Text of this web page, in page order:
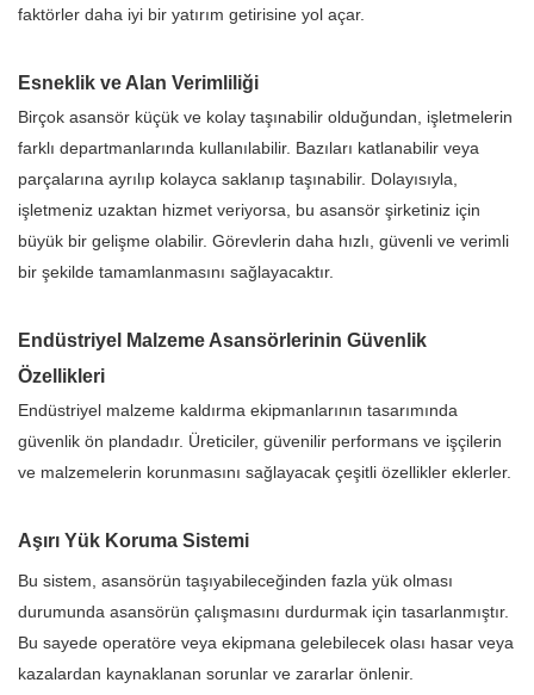
faktörler daha iyi bir yatırım getirisine yol açar.
Esneklik ve Alan Verimliliği
Birçok asansör küçük ve kolay taşınabilir olduğundan, işletmelerin
farklı departmanlarında kullanılabilir. Bazıları katlanabilir veya
parçalarına ayrılıp kolayca saklanıp taşınabilir. Dolayısıyla,
işletmeniz uzaktan hizmet veriyorsa, bu asansör şirketiniz için
büyük bir gelişme olabilir. Görevlerin daha hızlı, güvenli ve verimli
bir şekilde tamamlanmasını sağlayacaktır.
Endüstriyel Malzeme Asansörlerinin Güvenlik
Özellikleri
Endüstriyel malzeme kaldırma ekipmanlarının tasarımında
güvenlik ön plandadır. Üreticiler, güvenilir performans ve işçilerin
ve malzemelerin korunmasını sağlayacak çeşitli özellikler eklerler.
Aşırı Yük Koruma Sistemi
Bu sistem, asansörün taşıyabileceğinden fazla yük olması
durumunda asansörün çalışmasını durdurmak için tasarlanmıştır.
Bu sayede operatöre veya ekipmana gelebilecek olası hasar veya
kazalardan kaynaklanan sorunlar ve zararlar önlenir.